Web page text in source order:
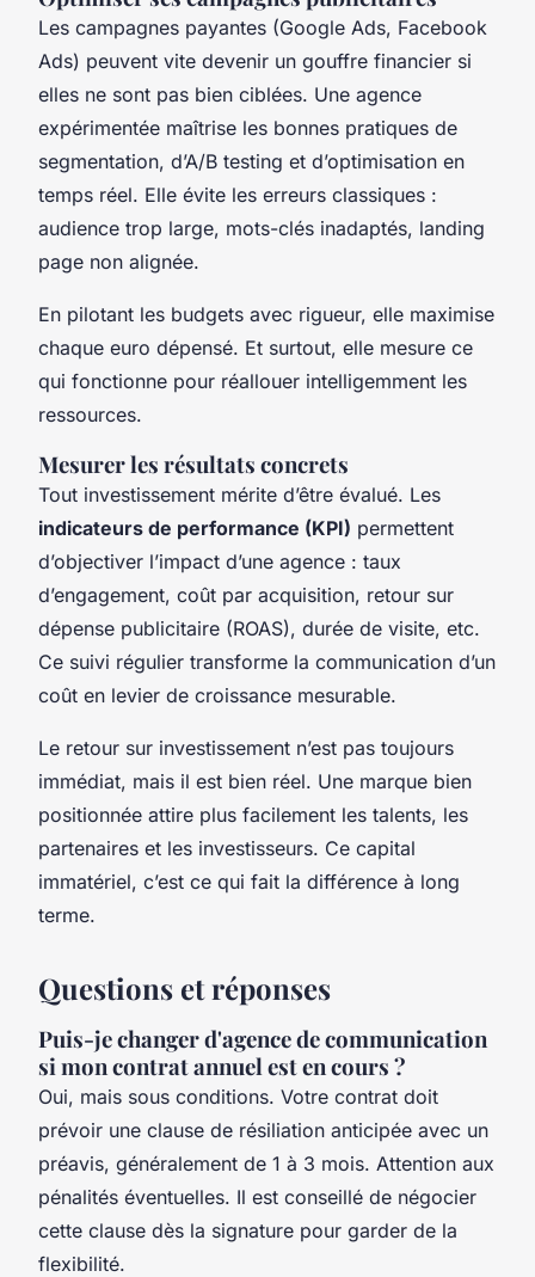
Les campagnes payantes (Google Ads, Facebook
Ads) peuvent vite devenir un gouffre financier si
elles ne sont pas bien ciblées. Une agence
expérimentée maîtrise les bonnes pratiques de
segmentation, d’A/B testing et d’optimisation en
temps réel. Elle évite les erreurs classiques :
audience trop large, mots-clés inadaptés, landing
page non alignée.
En pilotant les budgets avec rigueur, elle maximise
chaque euro dépensé. Et surtout, elle mesure ce
qui fonctionne pour réallouer intelligemment les
ressources.
Mesurer les résultats concrets
Tout investissement mérite d’être évalué. Les
indicateurs de performance (KPI) permettent
d’objectiver l’impact d’une agence : taux
d’engagement, coût par acquisition, retour sur
dépense publicitaire (ROAS), durée de visite, etc.
Ce suivi régulier transforme la communication d’un
coût en levier de croissance mesurable.
Le retour sur investissement n’est pas toujours
immédiat, mais il est bien réel. Une marque bien
positionnée attire plus facilement les talents, les
partenaires et les investisseurs. Ce capital
immatériel, c’est ce qui fait la différence à long
terme.
Questions et réponses
Puis-je changer d'agence de communication
si mon contrat annuel est en cours ?
Oui, mais sous conditions. Votre contrat doit
prévoir une clause de résiliation anticipée avec un
préavis, généralement de 1 à 3 mois. Attention aux
pénalités éventuelles. Il est conseillé de négocier
cette clause dès la signature pour garder de la
flexibilité.